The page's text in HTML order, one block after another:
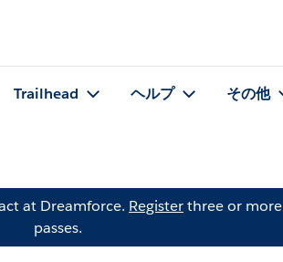
Trailhead ヘルプ その他
at Dreamforce. Registerthree or
passes.